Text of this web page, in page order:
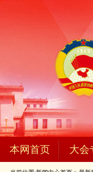
本网首页 大会